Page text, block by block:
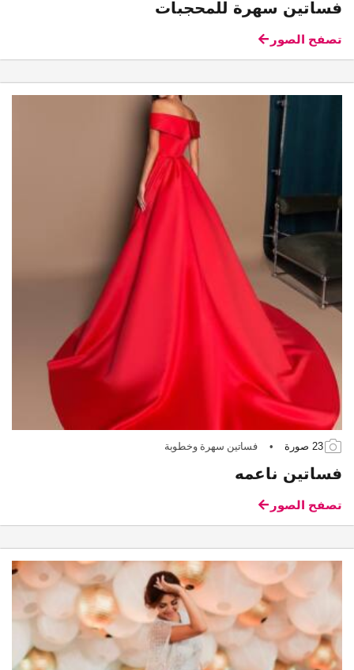
فساتين سهرة للمحجبات
تصفح الصور
23 صورة • فساتين سهرة وخطوبة
فساتين ناعمه
تصفح الصور